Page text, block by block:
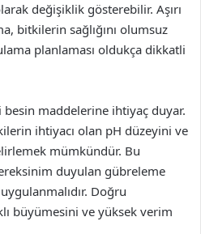
değişiklik gösterebilir. Aşırı
bitkilerin sağlığını olumsuz
planlaması oldukça dikkatli
besin maddelerine ihtiyaç duyar.
ihtiyacı olan pH düzeyini ve
mümkündür. Bu
duyulan gübreleme
Doğru
büyümesini ve yüksek verim